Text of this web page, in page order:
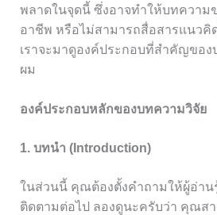
พลาดในจุดนี้ ซึ่งอาจทำให้บทความ
อาชีพ หรือไม่สามารถสื่อสารแนวคิ
เราจะมาดูองค์ประกอบที่สำคัญขอ
ผม
องค์ประกอบหลักของบทความวิจัย
1. บทนำ (Introduction)
ในส่วนนี้ คุณต้องตั้งคำถามให้ผู้อ่าน
ติดตามต่อไป ลองดูนะครับว่า คุณส